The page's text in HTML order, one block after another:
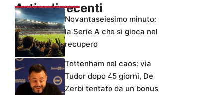
Articoli recenti
Novantaseiesimo minuto:
la Serie A che si gioca nel
recupero
Tottenham nel caos: via
Tudor dopo 45 giorni, De
Zerbi tentato da un bonus